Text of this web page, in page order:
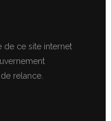
de ce site internet
relance.